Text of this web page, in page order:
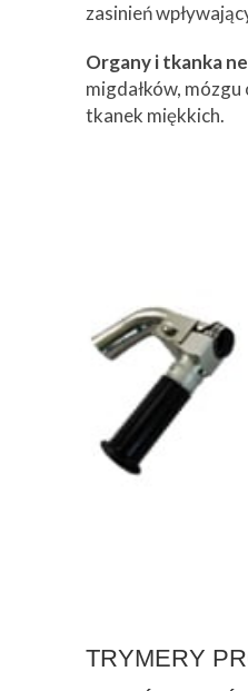
zasinień
Organy i tkanka
migdałków,
tkanek miękkich.
TRYMERY